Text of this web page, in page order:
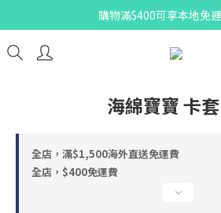
購物滿$400可享本地免
海綿寶寶 卡
全店，滿$1,500海外直送免運費
全店，$400免運費